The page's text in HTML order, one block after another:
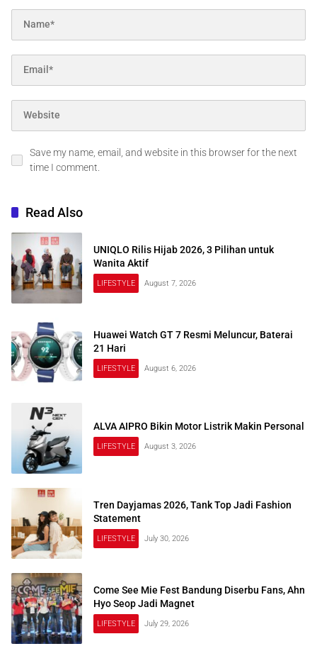
Save my name, email, and website in this browser for the next
time I comment.
Read Also
UNIQLO Rilis Hijab 2026, 3 Pilihan untuk
Wanita Aktif
LIFESTYLE August 7, 2026
Huawei Watch GT 7 Resmi Meluncur, Baterai
21 Hari
LIFESTYLE August 6, 2026
ALVA AIPRO Bikin Motor Listrik Makin Personal
LIFESTYLE August 3, 2026
Tren Dayjamas 2026, Tank Top Jadi Fashion
Statement
LIFESTYLE July 30, 2026
Come See Mie Fest Bandung Diserbu Fans, Ahn
Hyo Seop Jadi Magnet
LIFESTYLE July 29, 2026